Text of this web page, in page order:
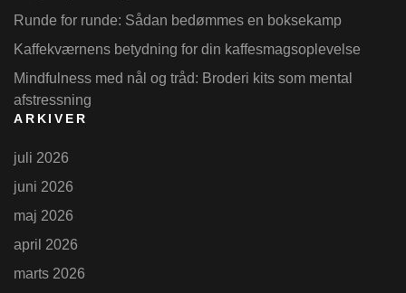
Runde for runde: Sådan bedømmes en boksekamp
Kaffekværnens betydning for din kaffesmagsoplevelse
Mindfulness med nål og tråd: Broderi kits som mental
afstressning
ARKIVER
juli 2026
juni 2026
maj 2026
april 2026
marts 2026